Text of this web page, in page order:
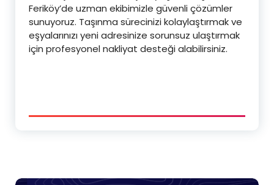
Feriköy’de uzman ekibimizle güvenli çözümler
sunuyoruz. Taşınma sürecinizi kolaylaştırmak ve
eşyalarınızı yeni adresinize sorunsuz ulaştırmak
için profesyonel nakliyat desteği alabilirsiniz.